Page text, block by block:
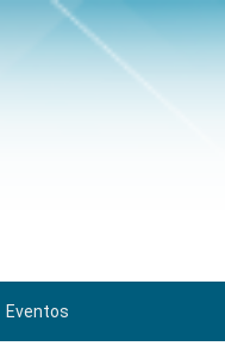
Eventos